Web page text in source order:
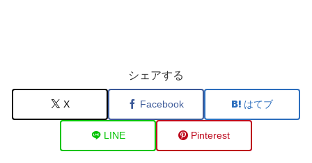
シェアする
X Facebook はてブ
LINE Pinterest